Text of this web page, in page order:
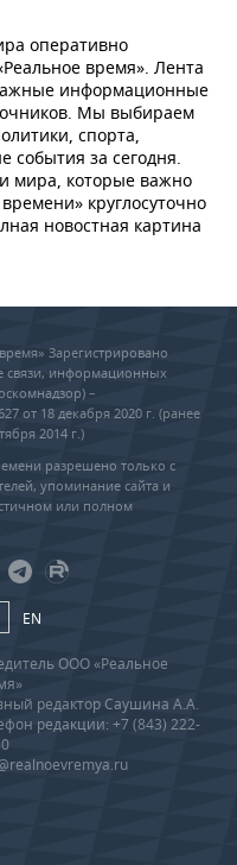
оперативно
время». Лента
информационные
Мы выбираем
спорта,
события за сегодня.
мира, которые важно
круглосуточно
новостная картина
Зарегистрировано
связи, информационных
–
от 18 декабря 2020 г. (ранее
2014 г.)
разрешено только с
упоминание сайта и
или полном
EN
ООО «Реальное
редактор Саушина А.А.
редакции: +7 (843) 222-